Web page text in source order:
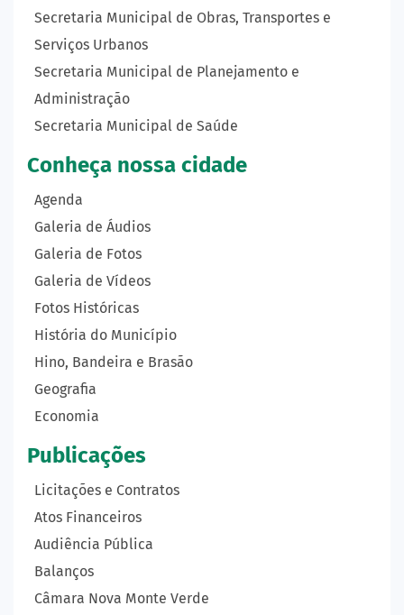
Secretaria Municipal de Obras, Transportes e
Serviços Urbanos
Secretaria Municipal de Planejamento e
Administração
Secretaria Municipal de Saúde
Conheça nossa cidade
Agenda
Galeria de Áudios
Galeria de Fotos
Galeria de Vídeos
Fotos Históricas
História do Município
Hino, Bandeira e Brasão
Geografia
Economia
Publicações
Licitações e Contratos
Atos Financeiros
Audiência Pública
Balanços
Câmara Nova Monte Verde